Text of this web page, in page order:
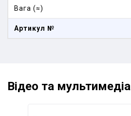
Артикул №
Вага (≈)
Відео та мультимедіа